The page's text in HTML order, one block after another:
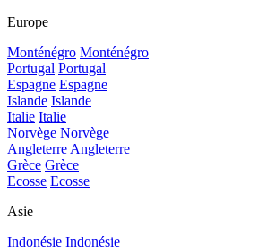
Europe
Monténégro Monténégro
Portugal Portugal
Espagne Espagne
Islande Islande
Italie Italie
Norvège Norvège
Angleterre Angleterre
Grèce Grèce
Ecosse Ecosse
Asie
Indonésie Indonésie